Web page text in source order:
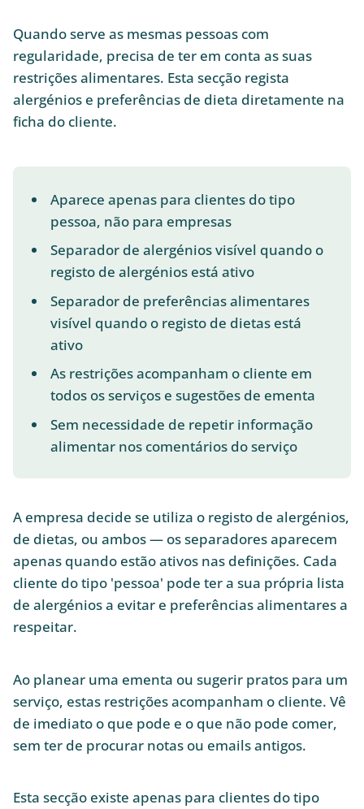
Quando serve as mesmas pessoas com
regularidade, precisa de ter em conta as suas
restrições alimentares. Esta secção regista
alergénios e preferências de dieta diretamente na
ficha do cliente.
Aparece apenas para clientes do tipo
pessoa, não para empresas
Separador de alergénios visível quando o
registo de alergénios está ativo
Separador de preferências alimentares
visível quando o registo de dietas está
ativo
As restrições acompanham o cliente em
todos os serviços e sugestões de ementa
Sem necessidade de repetir informação
alimentar nos comentários do serviço
A empresa decide se utiliza o registo de alergénios,
de dietas, ou ambos — os separadores aparecem
apenas quando estão ativos nas definições. Cada
cliente do tipo 'pessoa' pode ter a sua própria lista
de alergénios a evitar e preferências alimentares a
respeitar.
Ao planear uma ementa ou sugerir pratos para um
serviço, estas restrições acompanham o cliente. Vê
de imediato o que pode e o que não pode comer,
sem ter de procurar notas ou emails antigos.
Esta secção existe apenas para clientes do tipo